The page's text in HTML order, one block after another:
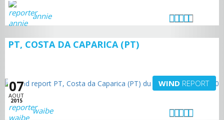
annie
PT, COSTA DA CAPARICA (PT)
07
AOUT
2015
WIND REPORT
waibe